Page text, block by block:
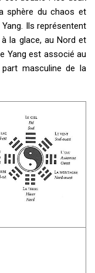
sphère du chaos et
Ils représentent
la glace, au Nord et
Yang est associé au
masculine de la